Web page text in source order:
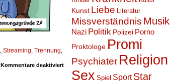
, Streaming, Trennung,
Kommentare deaktiviertfür
Schoolpeppers
Kunst Liebe Literatur
Missverständnis Musik
Nazi Politik Polizei Porno
Proktologe Promi
Psychiater Religion
Sex Spiel Sport Star